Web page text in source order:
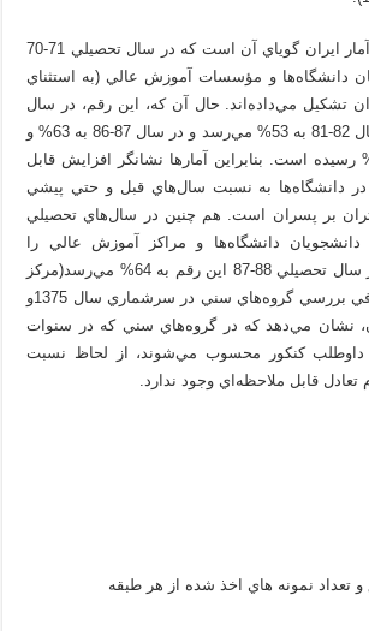
اطلاعات آماري مرکز آمار ايران گوياي آن است که در سال تحصيلي 71-70
دانشگاه‌ها و مؤسسات آموزش عالي (به استثناي
تشکيل مي‌داده‌اند. حال آن که، اين رقم، در سال
81-80 به 51% و در سال 82-81 به 53% مي‌رسد و در سال 87-86 به 63% و
سال 88-87 به 64% رسيده است. بنابراين آمارها نشانگر افزايش قابل
دانشگاه‌ها به نسبت سال‌هاي قبل و حتي پيشي
بر پسران است. هم چنين در سال‌هاي تحصيلي
دختران 28% دانشجويان دانشگاه‌ها و مراکز آموزش عالي را
تشکيل مي‌دادند که در سال تحصيلي 88-87 اين رقم به 64% مي‌رسد(مركز
آمار ايران، )؛ و از طرفي بررسي گروه‌هاي سني در سرشماري سال 1375و
ايران، نشان مي‌دهد که در گروه‌هاي سني که در سنوات
داوطلب کنکور محسوب مي‌شوند، از لحاظ نسبت
قابل ملاحظه‌اي وجود ندارد.
و تعداد نمونه هاي اخذ شده از هر طبقه